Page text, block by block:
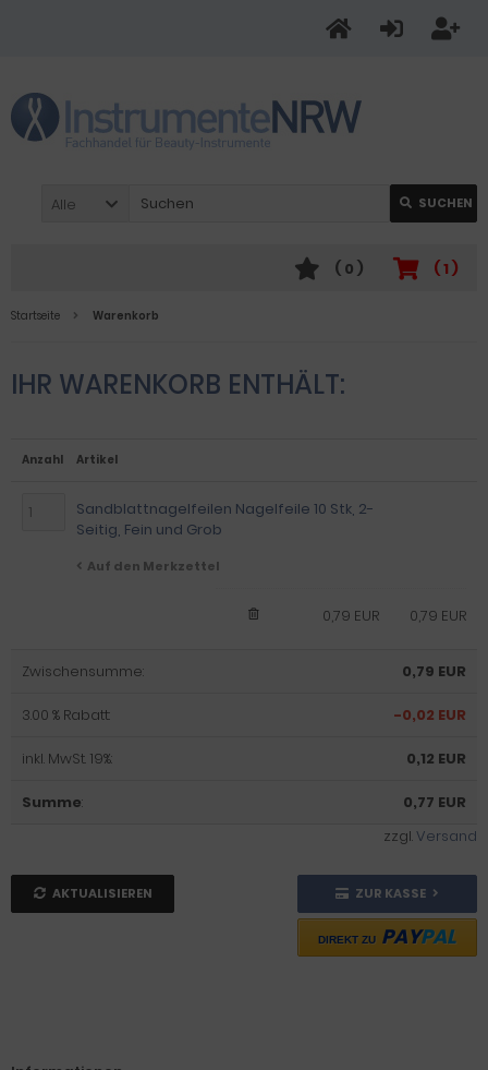
Alle SUCHEN
( 1 )
( 0 )
Startseite Warenkorb
IHR WARENKORB ENTHÄLT:
Anzahl Artikel
Sandblattnagelfeilen Nagelfeile 10 Stk, 2-
Seitig, Fein und Grob
Auf den Merkzettel
0,79 EUR
0,79 EUR
Zwischensumme: 0,79 EUR
3.00 % Rabatt: -0,02 EUR
inkl. MwSt. 19%: 0,12 EUR
Summe:
0,77 EUR
zzgl.Versand
AKTUALISIEREN ZUR KASSE
DIREKT ZU PAYPAL